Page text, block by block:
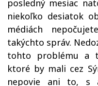
posledný mesiac
niekoľko desiatok
médiách
takýchto správ.
tohto problému a
ktoré by mali cez
nepovie ani to, s